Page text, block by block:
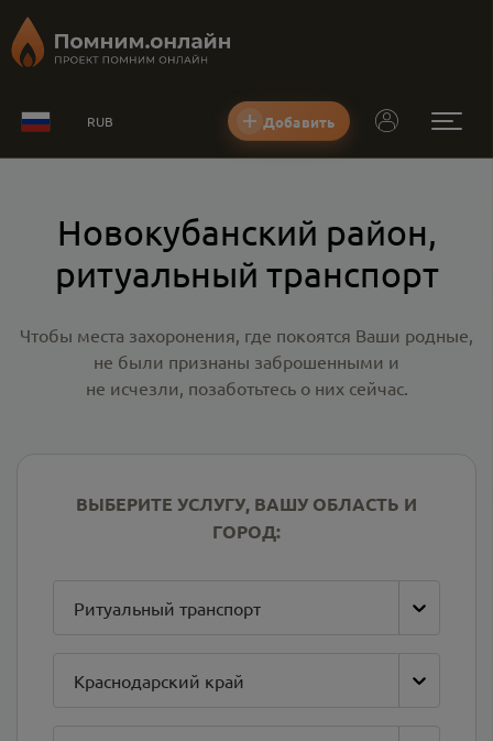
RUB Добавить
Новокубанский район,
ритуальный транспорт
Чтобы места захоронения, где покоятся Ваши родные,
не были признаны заброшенными и
не исчезли, позаботьтесь о них сейчас.
ВЫБЕРИТЕ УСЛУГУ, ВАШУ ОБЛАСТЬ И
ГОРОД:
Ритуальный транспорт
Краснодарский край